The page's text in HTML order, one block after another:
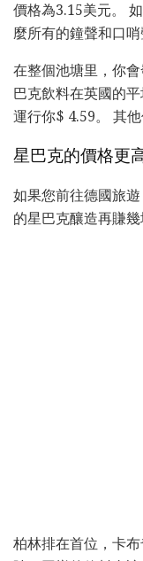
價格為3.15美元。
麼所有的鐘聲和口
在整個池塘里，你
巴克飲料在英國的
運行你$ 4.59。 其
星巴克的價格更
如果您前往德國旅
的星巴克釀造再賺幾
柏林排在首位，卡